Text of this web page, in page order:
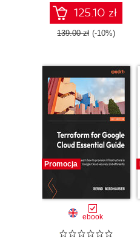
125.10 zł
139.00 zł (-10%)
Promocja
ebook